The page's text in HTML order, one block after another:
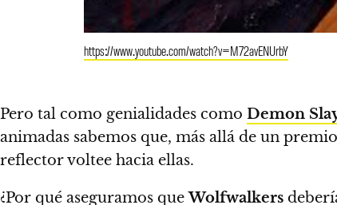
https://www.youtube.com/watch?v=M72avENUrbY
Pero tal como genialidades como Demon
animadas sabemos que, más allá de un
reflector voltee hacia ellas.
¿Por qué aseguramos queWolfwalkers